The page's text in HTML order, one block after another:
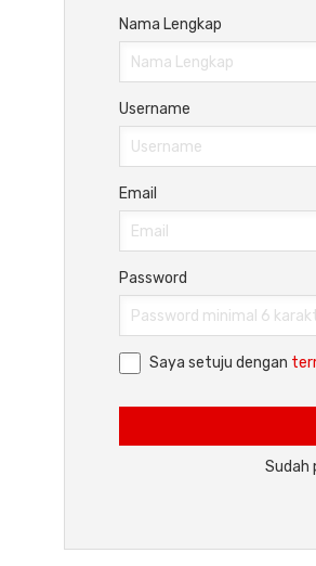
Nama Lengkap
Username
Email
Password
Saya setuju dengan
Sudah